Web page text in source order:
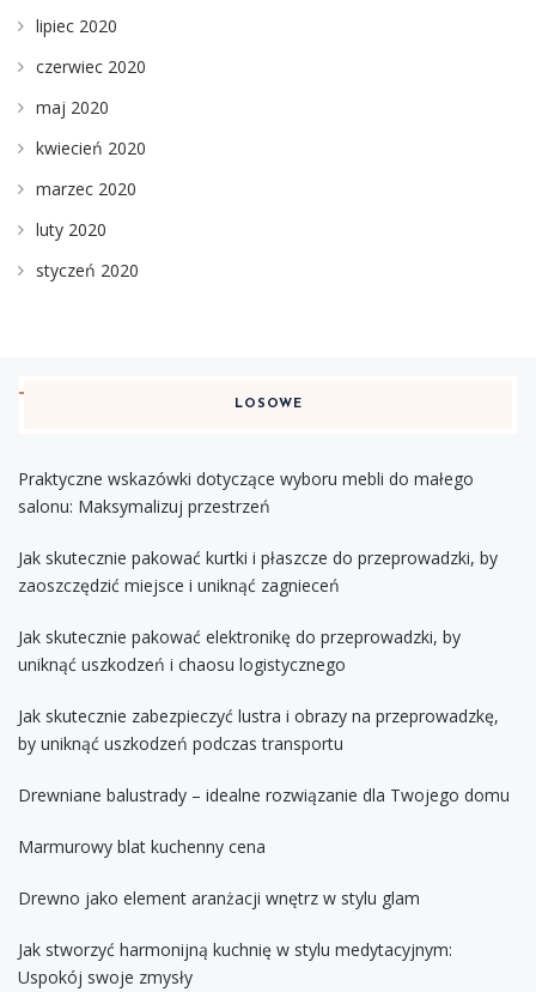
lipiec 2020
czerwiec 2020
maj 2020
kwiecień 2020
marzec 2020
luty 2020
styczeń 2020
LOSOWE
Praktyczne wskazówki dotyczące wyboru mebli do małego
salonu: Maksymalizuj przestrzeń
Jak skutecznie pakować kurtki i płaszcze do przeprowadzki, by
zaoszczędzić miejsce i uniknąć zagnieceń
Jak skutecznie pakować elektronikę do przeprowadzki, by
uniknąć uszkodzeń i chaosu logistycznego
Jak skutecznie zabezpieczyć lustra i obrazy na przeprowadzkę,
by uniknąć uszkodzeń podczas transportu
Drewniane balustrady – idealne rozwiązanie dla Twojego domu
Marmurowy blat kuchenny cena
Drewno jako element aranżacji wnętrz w stylu glam
Jak stworzyć harmonijną kuchnię w stylu medytacyjnym:
Uspokój swoje zmysły